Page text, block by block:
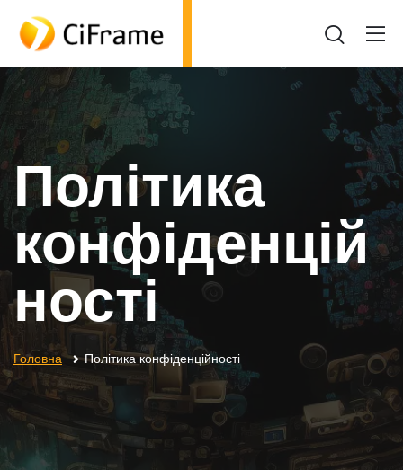
Політика
конфіденцій
ності
Головна Політика конфіденційності